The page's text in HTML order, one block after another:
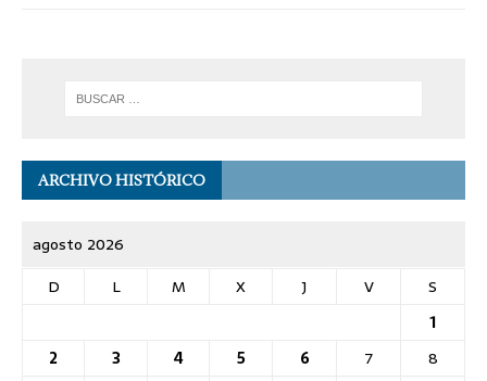
ARCHIVO HISTÓRICO
agosto 2026
D
L M X J V
S
1
2
3 4 5 6 7
8